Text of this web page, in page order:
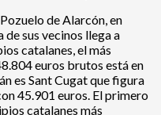
de Alarcón, en
sus vecinos llega a
catalanes, el más
euros brutos está en
es Sant Cugat que figura
45.901 euros. El primero
catalanes más